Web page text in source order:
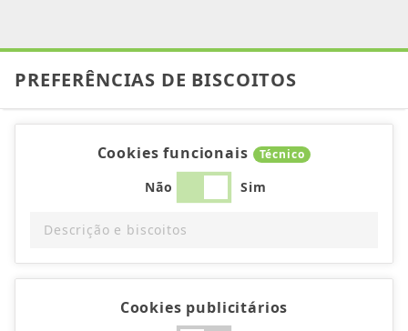
PREFERÊNCIAS DE BISCOITOS
Cookies funcionais Técnico
Não Sim
Descrição e biscoitos
Cookies publicitários